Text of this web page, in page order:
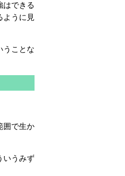
はできる
ように見
うことな
囲で生か
いうみず